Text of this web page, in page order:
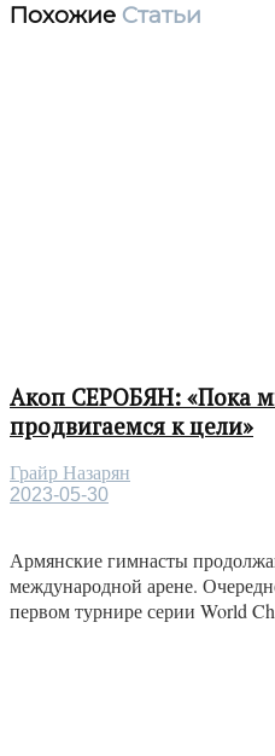
Похожие Статьи
Акоп СЕРОБЯН: «Пока
продвигаемся к цели»
Грайр Назарян
2023-05-30
Армянские гимнасты
международной арене.
первом турнире серии World